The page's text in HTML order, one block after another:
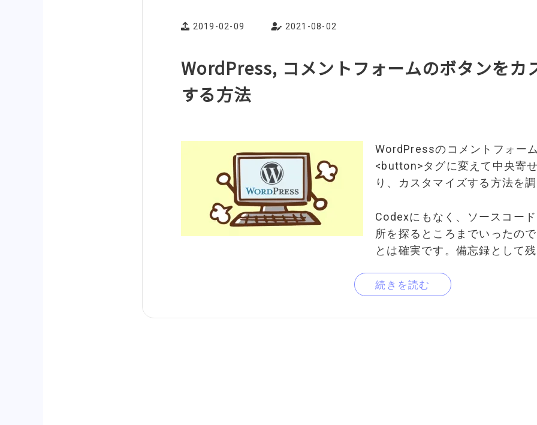
2019-02-09 2021-08-02
WordPress, コメントフォームのボタンをカ
する方法
WordPressのコメントフォー
<button>タグに変えて中央寄
り、カスタマイズする方法を
Codexにもなく、ソースコー
所を探るところまでいったの
とは確実です。備忘録として
続きを読む